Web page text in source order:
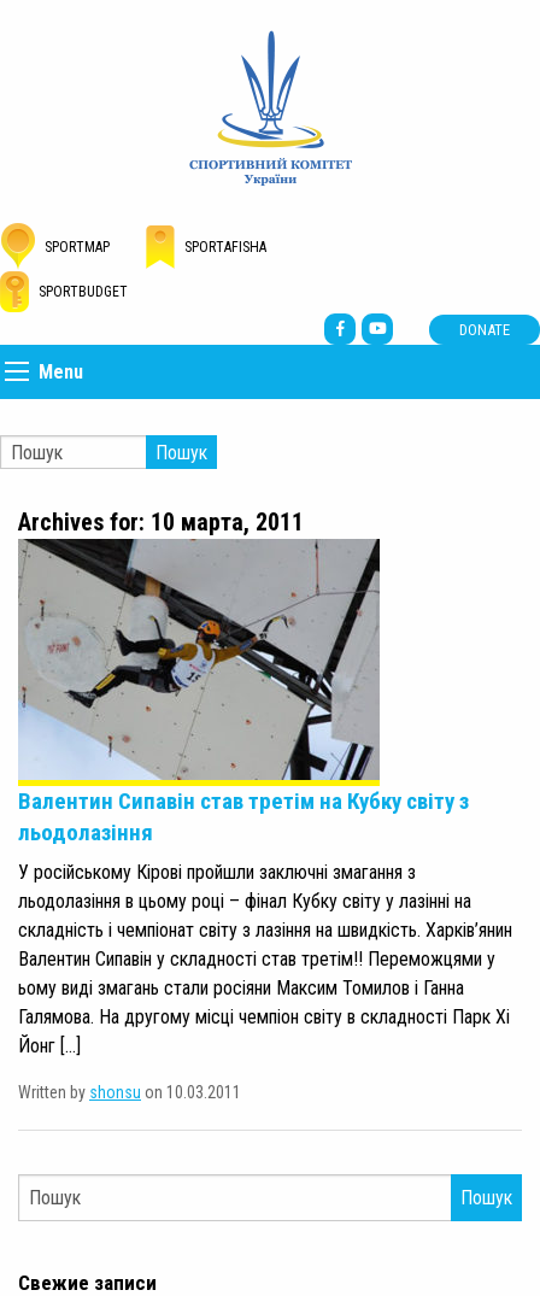
SPORTMAP SPORTAFISHA
SPORTBUDGET
DONATE
Menu
Пошук
Archives for: 10 марта, 2011
Валентин Сипавін став третім на Кубку світу з
льодолазіння
У російському Кірові пройшли заключні змагання з
льодолазіння в цьому році – фінал Кубку світу у лазінні на
складність і чемпіонат світу з лазіння на швидкість. Харків’янин
Валентин Сипавін у складності став третім!! Переможцями у
ьому виді змагань стали росіяни Максим Томилов і Ганна
Галямова. На другому місці чемпіон світу в складності Парк Хі
Йонг […]
Written by shonsu on 10.03.2011
Пошук
Свежие записи